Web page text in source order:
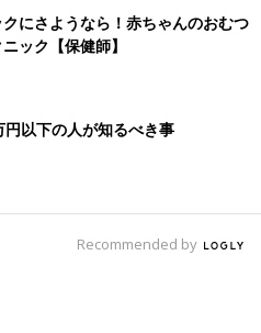
にさようなら！赤ちゃんのおむつ
ック【保健師】
円以下の人が知るべき事
Recommended by